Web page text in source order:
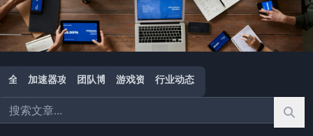
首页
平线
全部 加速器攻略 团队博客 游戏资讯 行业动态